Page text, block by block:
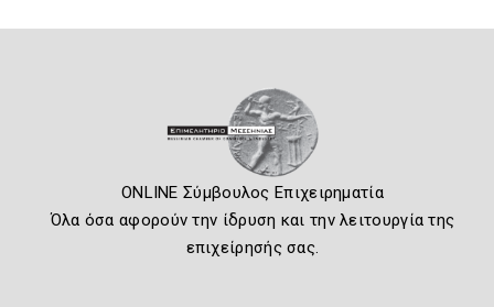
ONLINE Σύμβουλος Επιχειρηματία
Όλα όσα αφορούν την ίδρυση και την λειτουργία της
επιχείρησής σας.